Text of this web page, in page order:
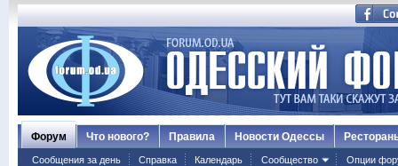
Форум
Сообщения за день Справка Календарь Сообщество Опции
Что нового? Правила Новости Одессы